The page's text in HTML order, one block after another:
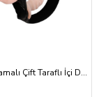
Belden Bağlamalı Çift Taraflı İçi Dolu Strapon Penis